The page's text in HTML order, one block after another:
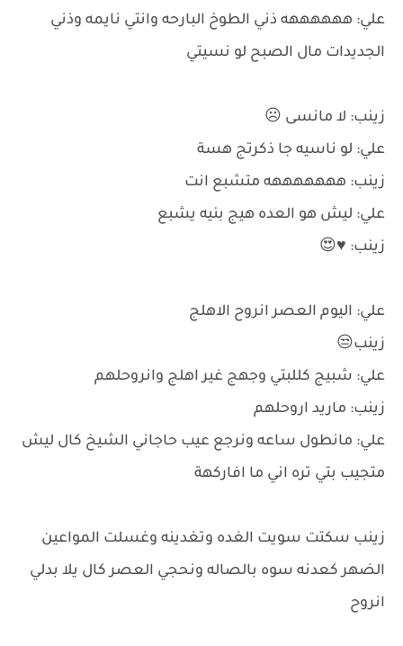
علي: ههههههه ذني الطوخ البارحه وانتي نايمه وذني
الجديدات مال الصبح لو نسيتي
زينب: لا مانسى ☹️
علي: لو ناسيه جا ذكرتج هسة
زينب: هههههههه متشبع انت
علي: ليش هو العده هيج بنيه يشبع
زينب: ♥️😍
علي: اليوم العصر انروح الاهلج
زينب😒
علي: شبيج كللبتي وجهج غير اهلج وانروحلهم
زينب: ماريد اروحلهم
علي: مانطول ساعه ونرجع عيب حاجاني الشيخ كال ليش
متجيب بتي تره اني ما افاركهة
زينب سكتت سويت الغده وتغدينه وغسلت المواعين
الضهر كعدنه سوه بالصاله ونحجي العصر كال يلا بدلي
انروح